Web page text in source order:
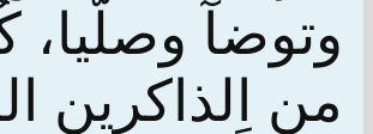
وتوضآ وصلّيا،
من الذاكرين